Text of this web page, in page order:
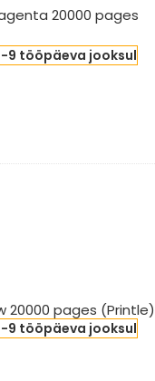
20000 pages
9 tööpäeva jooksul
20000 pages (Printle)
9 tööpäeva jooksul